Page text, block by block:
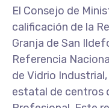
El Consejo de
calificación de la
Granja de San
Referencia
de Vidrio
estatal de centros